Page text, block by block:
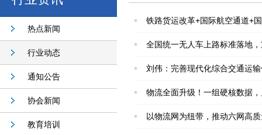
热点新闻
行业动态
通知公告
协会新闻
教育培训
铁路货运改革+国际航空通道+
全国统一无人车上路标准落地
刘伟：完善现代化综合交通运
物流全面升级！一组硬核数据
以物流网为纽带，推动六网高